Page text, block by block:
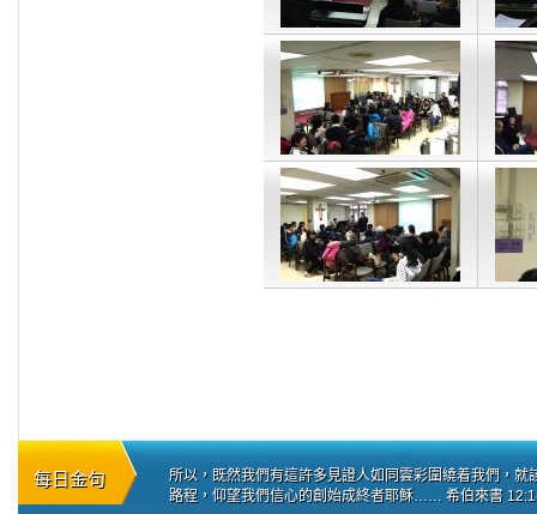
每日金句
所以，既然我們有這許多見證人如同雲彩圍繞着我們，
路程，仰望我們信心的創始成終者耶穌…… 希伯來書